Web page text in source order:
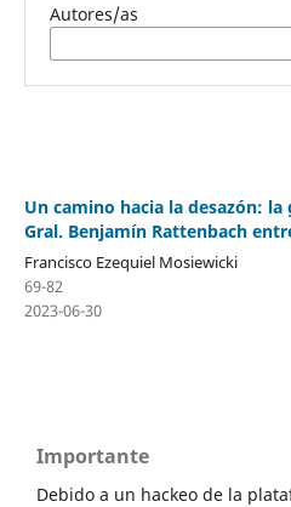
Autores/as
Un camino hacia la desazón:
Gral. Benjamín Rattenbach
Francisco Ezequiel Mosiewicki
69-82
2023-06-30
Importante
Debido a un hackeo de la